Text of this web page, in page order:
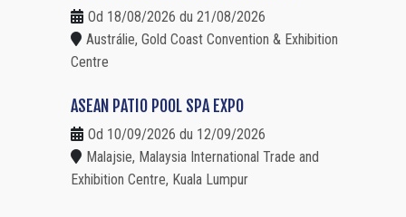
Od 18/08/2026 du 21/08/2026
Austrálie, Gold Coast Convention & Exhibition
Centre
ASEAN PATIO POOL SPA EXPO
Od 10/09/2026 du 12/09/2026
Malajsie, Malaysia International Trade and
Exhibition Centre, Kuala Lumpur